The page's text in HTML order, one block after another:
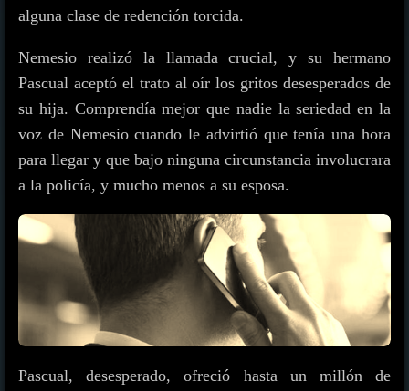
alguna clase de redención torcida.
Nemesio realizó la llamada crucial, y su hermano
Pascual aceptó el trato al oír los gritos desesperados de
su hija. Comprendía mejor que nadie la seriedad en la
voz de Nemesio cuando le advirtió que tenía una hora
para llegar y que bajo ninguna circunstancia involucrara
a la policía, y mucho menos a su esposa.
Pascual, desesperado, ofreció hasta un millón de